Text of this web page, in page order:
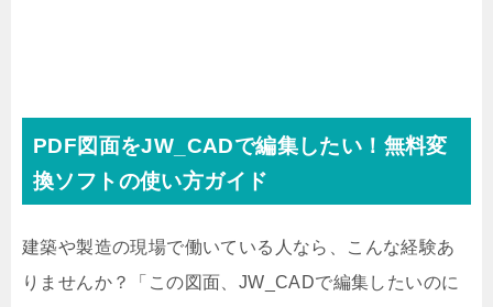
PDF図面をJW_CADで編集したい！無料変
換ソフトの使い方ガイド
建築や製造の現場で働いている人なら、こんな経験あ
りませんか？「この図面、JW_CADで編集したいのに